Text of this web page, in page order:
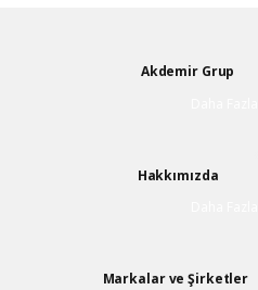
Akdemir Grup
Hakkımızda
Markalar ve Şirketler